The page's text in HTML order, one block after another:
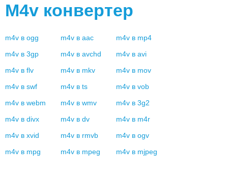
M4v конвертер
m4v в ogg m4v в aac m4v в mp4
m4v в 3gp m4v в avchd m4v в avi
m4v в flv m4v в mkv m4v в mov
m4v в swf m4v в ts m4v в vob
m4v в webm m4v в wmv m4v в 3g2
m4v в divx m4v в dv m4v в m4r
m4v в xvid m4v в rmvb m4v в ogv
m4v в mpg m4v в mpeg m4v в mjpeg